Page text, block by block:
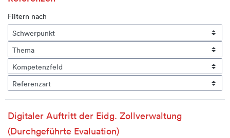
Filtern nach
Digitaler Auftritt der Eidg. Zollverwaltung
(Durchgeführte Evaluation)